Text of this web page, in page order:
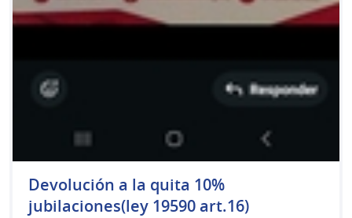
Devolución a la quita 10%
jubilaciones(ley 19590 art.16)